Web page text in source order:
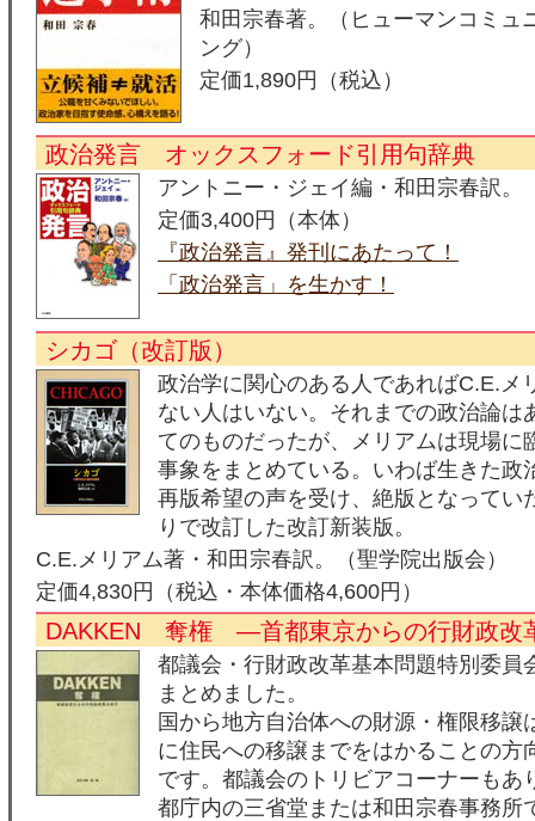
和田宗春著。（ヒューマンコミュ
ング）
定価1,890円（税込）
政治発言 オックスフォード引用句辞典
アントニー・ジェイ編・和田宗春訳。
定価3,400円（本体）
『政治発言』発刊にあたって！
「政治発言」を生かす！
シカゴ（改訂版）
政治学に関心のある人であればC.E.メ
ない人はいない。それまでの政治論は
てのものだったが、メリアムは現場に
事象をまとめている。いわば生きた政
再版希望の声を受け、絶版となってい
りで改訂した改訂新装版。
C.E.メリアム著・和田宗春訳。（聖学院出版会）
定価4,830円（税込・本体価格4,600円）
DAKKEN 奪権 ―首都東京からの行財政改
都議会・行財政改革基本問題特別委員
まとめました。
国から地方自治体への財源・権限移譲
に住民への移譲までをはかることの方
です。都議会のトリビアコーナーもあ
都庁内の三省堂または和田宗春事務所